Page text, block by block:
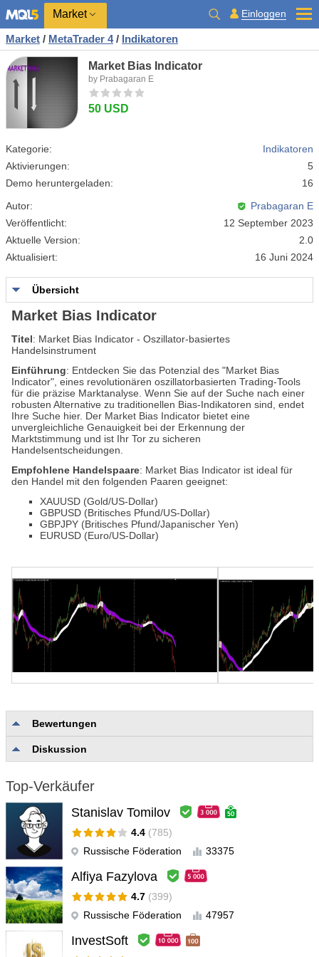
Market Einloggen
Market / MetaTrader 4 / Indikatoren
Market Bias Indicator
by Prabagaran E
50 USD
Kategorie:
Indikatoren
Aktivierungen:
5
Demo heruntergeladen:
16
Autor:
Prabagaran E
Veröffentlicht:
12 September 2023
Aktuelle Version:
2.0
Aktualisiert:
16 Juni 2024
Übersicht
Market Bias Indicator
Titel: Market Bias Indicator - Oszillator-basiertes
Handelsinstrument
Einführung: Entdecken Sie das Potenzial des "Market Bias
Indicator", eines revolutionären oszillatorbasierten Trading-Tools
für die präzise Marktanalyse. Wenn Sie auf der Suche nach einer
robusten Alternative zu traditionellen Bias-Indikatoren sind, endet
Ihre Suche hier. Der Market Bias Indicator bietet eine
unvergleichliche Genauigkeit bei der Erkennung der
Marktstimmung und ist Ihr Tor zu sicheren
Handelsentscheidungen.
Empfohlene Handelspaare: Market Bias Indicator ist ideal für
den Handel mit den folgenden Paaren geeignet:
XAUUSD (Gold/US-Dollar)
GBPUSD (Britisches Pfund/US-Dollar)
GBPJPY (Britisches Pfund/Japanischer Yen)
EURUSD (Euro/US-Dollar)
Bewertungen
Diskussion
Top-Verkäufer
Stanislav Tomilov
4.4 (785)
Russische Föderation
33375
Alfiya Fazylova
4.7 (399)
Russische Föderation
47957
InvestSoft